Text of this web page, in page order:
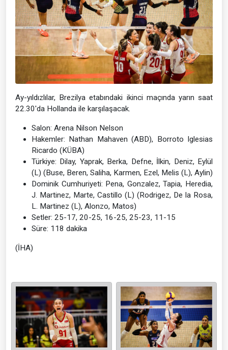
Ay-yıldızlılar, Brezilya etabındaki ikinci maçında yarın saat
22.30'da Hollanda ile karşılaşacak.
Salon: Arena Nilson Nelson
Hakemler: Nathan Mahaven (ABD), Borroto Iglesias
Ricardo (KÜBA)
Türkiye: Dilay, Yaprak, Berka, Defne, İlkin, Deniz, Eylül
(L) (Buse, Beren, Saliha, Karmen, Ezel, Melis (L), Aylin)
Dominik Cumhuriyeti: Pena, Gonzalez, Tapia, Heredia,
J. Martinez, Marte, Castillo (L) (Rodrigez, De la Rosa,
L. Martinez (L), Alonzo, Matos)
Setler: 25-17, 20-25, 16-25, 25-23, 11-15
Süre: 118 dakika
(İHA)